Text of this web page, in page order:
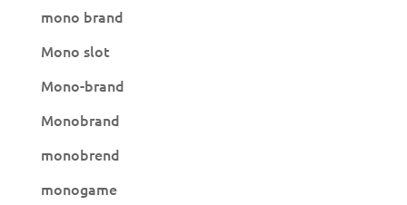
mono brand
Mono slot
Mono-brand
Monobrand
monobrend
monogame